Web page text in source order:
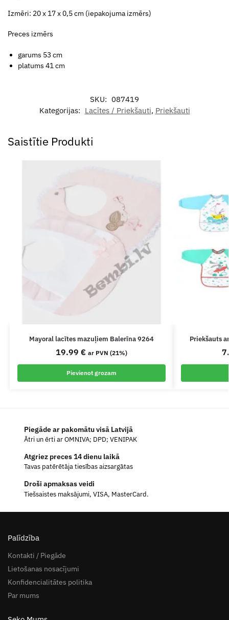
Izmēri: 20 x 17 x 0,5 cm (iepakojuma izmērs)
Preces izmērs
garums 53 cm
platums 41 cm
SKU: 087419
Kategorijas: Lacītes / Priekšauti, Priekšauti
Saistītie Produkti
Mayoral lacītes mazuļiem Balerīna 9264
19.99 € ar PVN (21%)
Pievienot grozam
Priekšauts
Piegāde ar pakomātu visā Latvijā
Ātri un ērti ar OMNIVA; DPD; VENIPAK
Atgriez preces 14 dienu laikā
Tavas patērētāja tiesības aizsargātas
Droši apmaksas veidi
Tiešsaistes maksājumi, VISA, MasterCard.
Palīdzība
Kontakti / Piegāde
Lietošanas nosacījumi
Konfidencialitātes politika
Par mums